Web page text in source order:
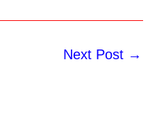
Next Post →